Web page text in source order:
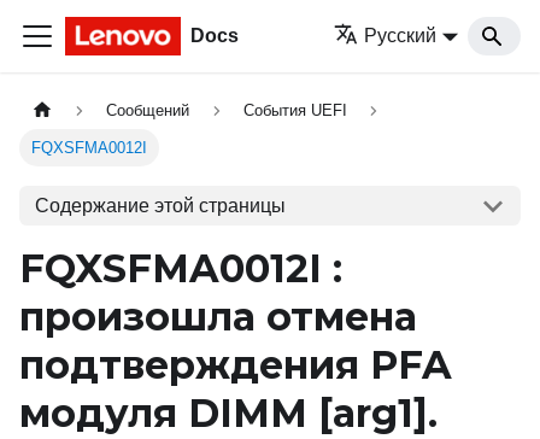
Docs Русский
Сообщений События UEFI
FQXSFMA0012I
Содержание этой страницы
FQXSFMA0012I :
произошла отмена
подтверждения PFA
модуля DIMM [arg1] .